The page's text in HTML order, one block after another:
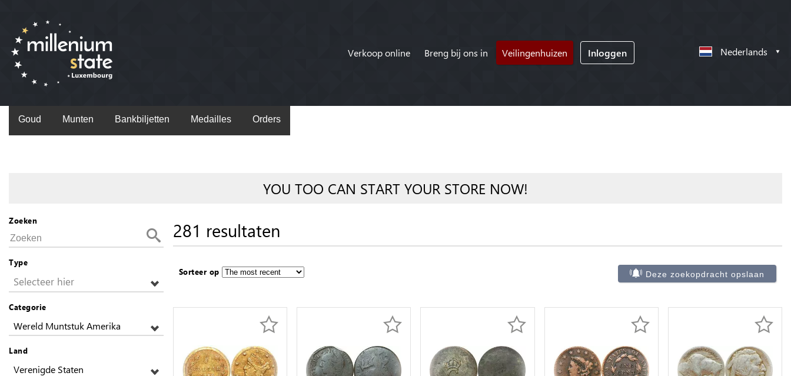
Verkoop online Breng bij ons in Veilingenhuizen Inloggen Nederlands
Goud Munten Bankbiljetten Medailles Orders
YOU TOO CAN START YOUR STORE NOW!
Zoeken
Type
Selecteer hier
Categorie
Wereld Muntstuk Amerika
Land
Verenigde Staten
281 resultaten
Sorteer op Deze zoekopdracht opslaan